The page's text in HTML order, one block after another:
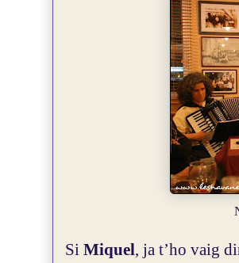
Si Miquel, ja t’ho vaig